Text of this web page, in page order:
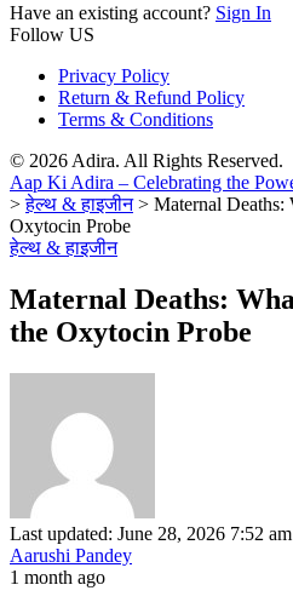
Have an existing account? Sign In
Follow US
Privacy Policy
Return & Refund Policy
Terms & Conditions
© 2026 Adira. All Rights Reserved.
Aap Ki Adira – Celebrating the
>हेल्थ & हाइजीन> Maternal
Oxytocin Probe
हेल्थ & हाइजीन
Maternal Deaths:
the Oxytocin Probe
Last updated: June 28, 2026 7:52 am
Aarushi Pandey
1 month ago